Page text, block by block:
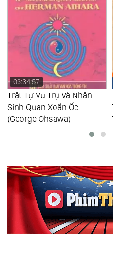
Truyện Cổ Tích - Sự Thật -
Tương Lai (Nguyễn Anh
Tuấn)